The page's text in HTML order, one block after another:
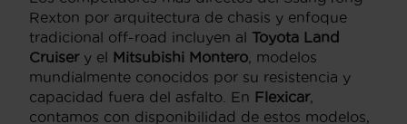
Rexton por arquitectura de chasis y enfoque
tradicional off-road incluyen al Toyota Land
Cruisery el Mitsubishi Montero, modelos
mundialmente conocidos por su resistencia y
capacidad fuera del asfalto. En Flexicar,
contamos con disponibilidad de estos modelos,